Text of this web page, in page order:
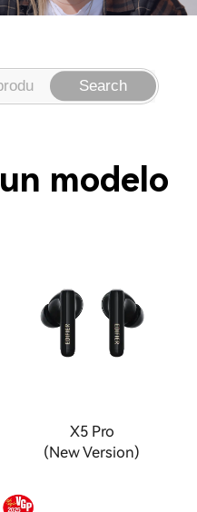
Search
modelo
X5 Pro
(New Version)